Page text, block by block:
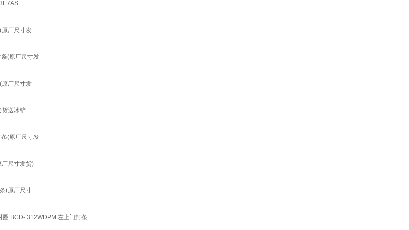
原厂尺寸发
(原厂尺寸发
原厂尺寸发
货送冰铲
(原厂尺寸发
厂尺寸发货)
(原厂尺寸
BCD- 312WDPM 左上门封条